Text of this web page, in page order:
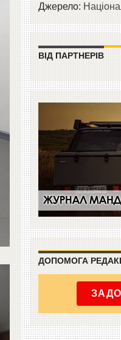
Джерело:
ВІД ПАРТНЕРІВ
ДОПОМОГА